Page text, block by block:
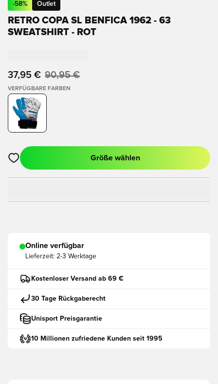
-58% Outlet
RETRO COPA SL BENFICA 1962 - 63
SWEATSHIRT - ROT
37,95 € 90,95 €
VERFÜGBARE FARBEN
Öffnet ein neues Fenster zum Anmelden oder Registrieren
Größe wählen
Online verfügbar
Lieferzeit: 2-3 Werktage
Kostenloser Versand ab 69 €
30 Tage Rückgaberecht
Unisport Preisgarantie
10 Millionen zufriedene Kunden seit 1995